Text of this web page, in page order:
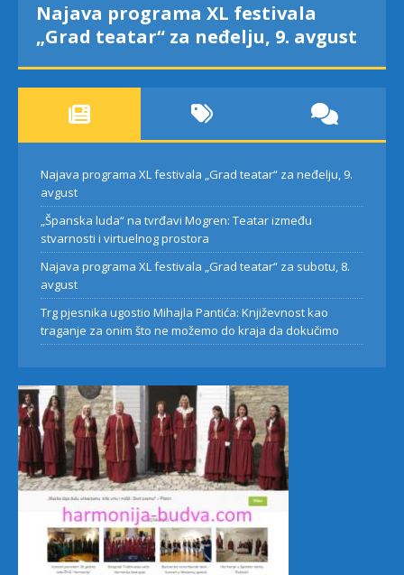
Najava programa XL festivala
„Grad teatar“ za neđelju, 9. avgust
Najava programa XL festivala „Grad teatar“ za neđelju, 9.
avgust
„Španska luda“ na tvrđavi Mogren: Teatar između
stvarnosti i virtuelnog prostora
Najava programa XL festivala „Grad teatar“ za subotu, 8.
avgust
Trg pjesnika ugostio Mihajla Pantića: Književnost kao
traganje za onim što ne možemo do kraja da dokučimo